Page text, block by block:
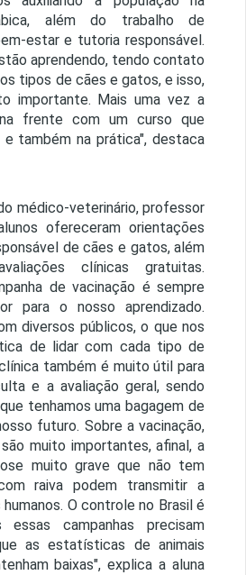
além do trabalho de
estar e tutoria responsável.
aprendendo, tendo contato
tipos de cães e gatos, e isso,
importante. Mais uma vez a
na frente com um curso que
e também na prática", destaca
médico-veterinário, professor
ofereceram orientações
de cães e gatos, além
clínicas gratuitas.
de vacinação é sempre
para o nosso aprendizado.
diversos públicos, o que nos
de lidar com cada tipo de
também é muito útil para
e a avaliação geral, sendo
tenhamos uma bagagem de
futuro. Sobre a vacinação,
muito importantes, afinal, a
muito grave que não tem
raiva podem transmitir a
O controle no Brasil é
campanhas precisam
as estatísticas de animais
baixas", explica a aluna